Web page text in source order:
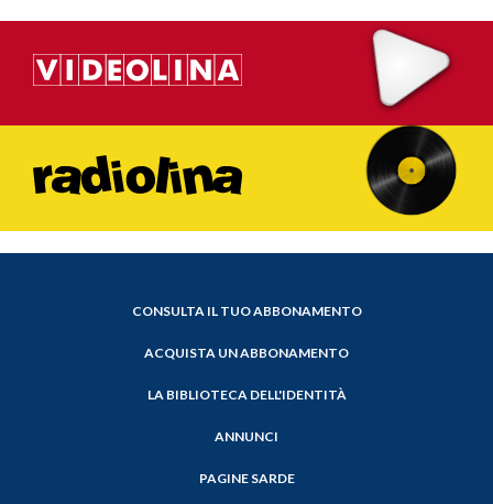
CONSULTA IL TUO ABBONAMENTO
ACQUISTA UN ABBONAMENTO
LA BIBLIOTECA DELL'IDENTITÀ
ANNUNCI
PAGINE SARDE